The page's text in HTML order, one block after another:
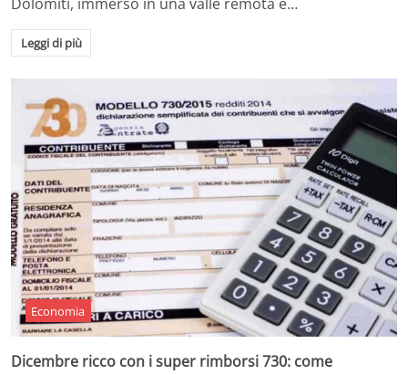
Leggi di più
Economia
Dicembre ricco con i super rimborsi 730: come